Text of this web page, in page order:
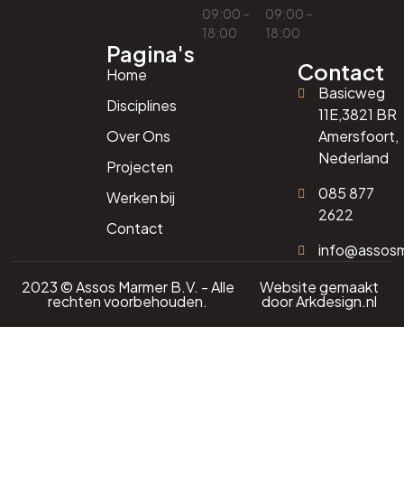
09:00 –
18:00
09:00 –
18:00
Pagina's
Home
Disciplines
Over Ons
Projecten
Werken bij
Contact
Contact
Basicweg
11E,3821 BR
Amersfoort,
Nederland
085 877
2622
2023 © Assos Marmer B.V. - Alle
rechten voorbehouden.
Website gemaakt
doorArkdesign.nl